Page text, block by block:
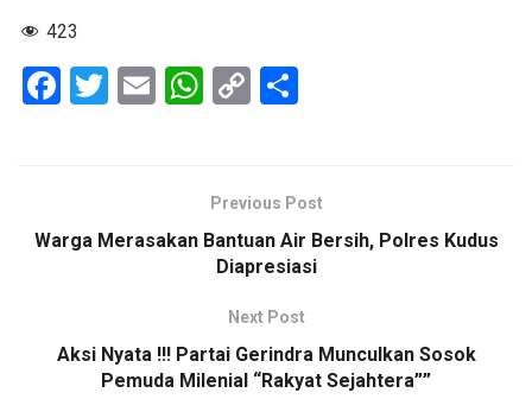
423
F
o
T
E
W
s
A
p
C
Li
n
k
e
Previous Post
Warga Merasakan Bantuan Air Bersih, Polres Kudus
Diapresiasi
Next Post
Aksi Nyata !!! Partai Gerindra Munculkan Sosok
Pemuda Milenial “Rakyat Sejahtera””